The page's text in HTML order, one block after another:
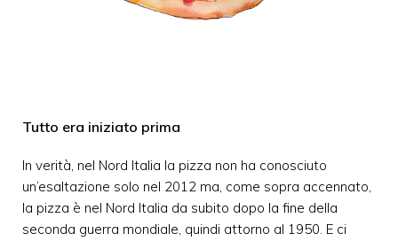
Tutto era iniziato prima
In verità, nel Nord Italia la pizza non ha conosciuto
un’esaltazione solo nel 2012 ma, come sopra accennato,
la pizza è nel Nord Italia da subito dopo la fine della
seconda guerra mondiale, quindi attorno al 1950. E ci